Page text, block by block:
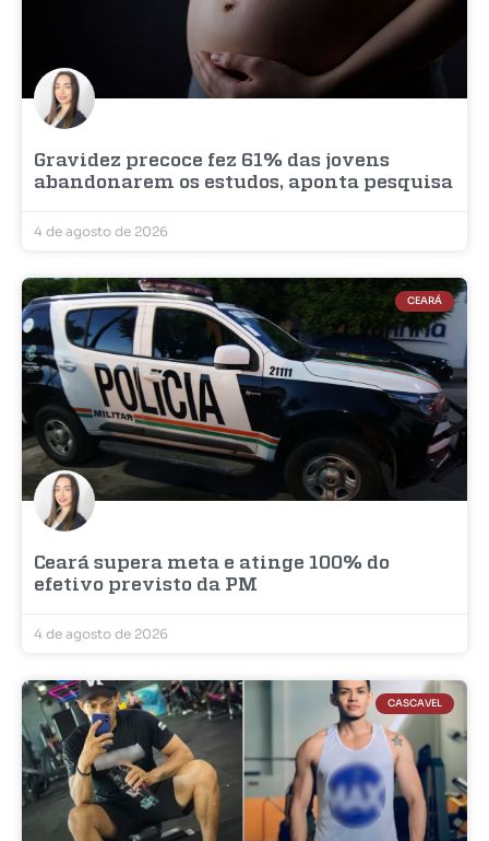
Gravidez precoce fez 61% das jovens
abandonarem os estudos, aponta pesquisa
4 de agosto de 2026
CEARÁ
Ceará supera meta e atinge 100% do
efetivo previsto da PM
4 de agosto de 2026
CASCAVEL